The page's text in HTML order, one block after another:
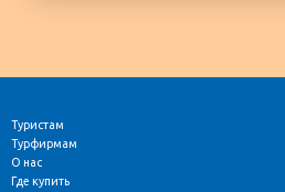
Туристам
Турфирмам
О нас
Где купить